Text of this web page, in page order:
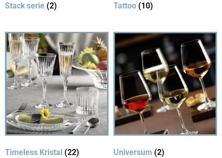
Stack serie (2) Tattoo (10)
Timeless Kristal (22) Universum (2)